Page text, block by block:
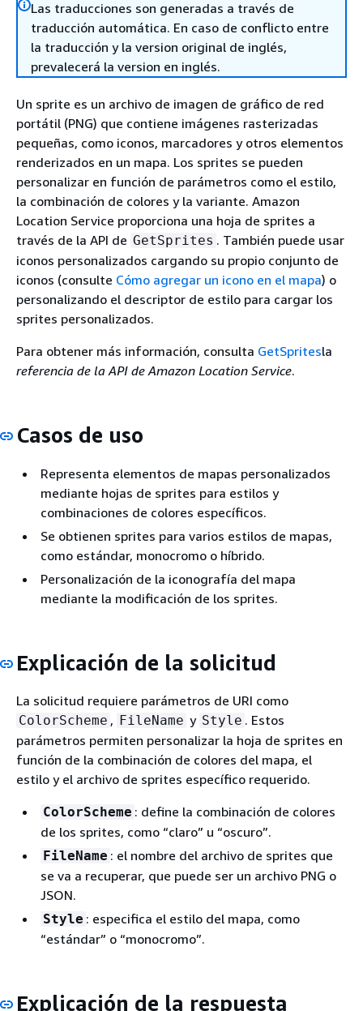
Las traducciones son generadas a través de
traducción automática. En caso de conflicto entre
la traducción y la version original de inglés,
prevalecerá la version en inglés.
Un sprite es un archivo de imagen de gráfico de red
portátil (PNG) que contiene imágenes rasterizadas
pequeñas, como iconos, marcadores y otros elementos
renderizados en un mapa. Los sprites se pueden
personalizar en función de parámetros como el estilo,
la combinación de colores y la variante. Amazon
Location Service proporciona una hoja de sprites a
través de la API de GetSprites . También puede usar
iconos personalizados cargando su propio conjunto de
iconos (consulte Cómo agregar un icono en el mapa) o
personalizando el descriptor de estilo para cargar los
sprites personalizados.
Para obtener más información, consulta GetSpritesla
referencia de la API de Amazon Location Service.
Casos de uso
Representa elementos de mapas personalizados
mediante hojas de sprites para estilos y
combinaciones de colores específicos.
Se obtienen sprites para varios estilos de mapas,
como estándar, monocromo o híbrido.
Personalización de la iconografía del mapa
mediante la modificación de los sprites.
Explicación de la solicitud
La solicitud requiere parámetros de URI como
ColorScheme , FileName y Style . Estos
parámetros permiten personalizar la hoja de sprites en
función de la combinación de colores del mapa, el
estilo y el archivo de sprites específico requerido.
ColorScheme : define la combinación de colores
de los sprites, como “claro” u “oscuro”.
FileName : el nombre del archivo de sprites que
se va a recuperar, que puede ser un archivo PNG o
JSON.
Style : especifica el estilo del mapa, como
“estándar” o “monocromo”.
Explicación de la respuesta